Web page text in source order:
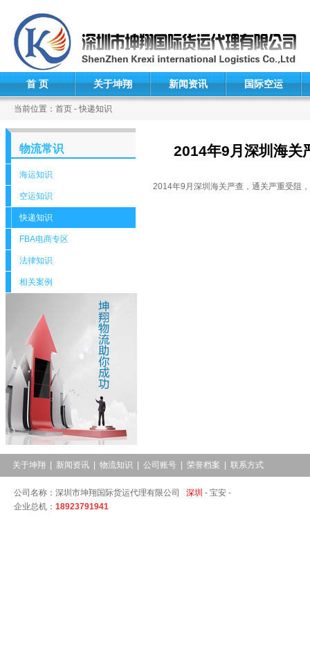
首 页 关于坤翔 新闻资讯 国际空运
当前位置：首页 - 快递知识
物流常识
海运知识
空运知识
快递知识
FBA电商专区
法律知识
相关案例
2014年9月深圳海关
2014年9月深圳海关严查，通关严重受阻
关于坤翔 新闻资讯 物流知识 公司账号 荣誉档案 联系方式
公司名称：深圳市坤翔国际货运代理有限公司 深圳 - 宝安 -
企业总机： 18923791941